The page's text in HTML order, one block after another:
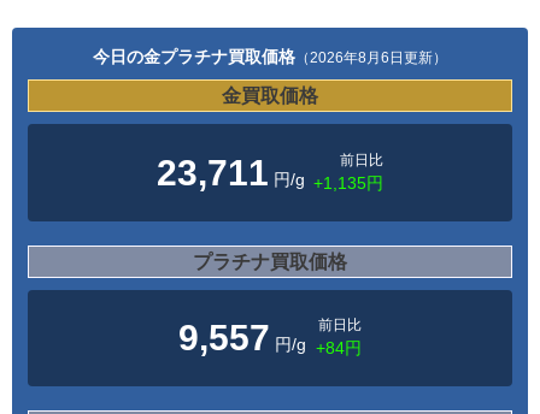
今日の金プラチナ買取価格 （2026年8月6日更新）
金買取価格
23,711 円/g
前日比
+1,135円
プラチナ買取価格
9,557 円/g
前日比
+84円